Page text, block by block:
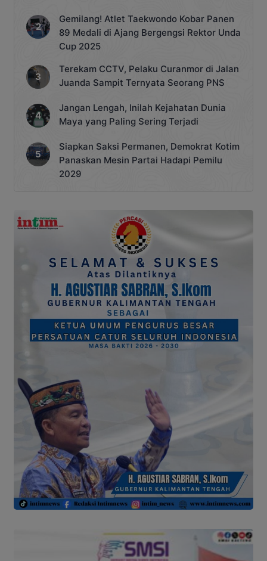
Gemilang! Atlet Taekwondo Kobar Panen
89 Medali di Ajang Bergengsi Rektor Unda
Cup 2025
Terekam CCTV, Pelaku Curanmor di Jalan
Juanda Sampit Ternyata Seorang PNS
Jangan Lengah, Inilah Kejahatan Dunia
Maya yang Paling Sering Terjadi
Siapkan Saksi Permanen, Demokrat Kotim
Panaskan Mesin Partai Hadapi Pemilu
2029